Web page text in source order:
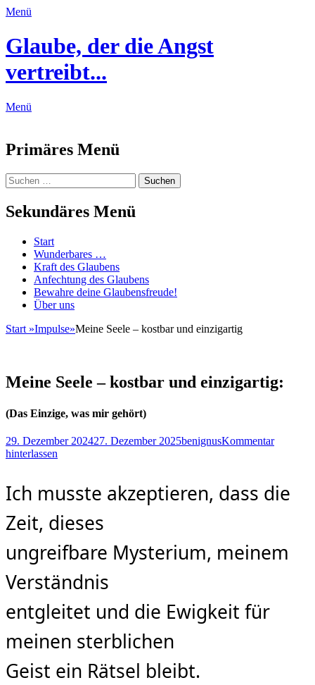
Menü
Glaube, der die Angst
vertreibt...
Menü
Primäres Menü
Zum
Inhalt
springen
Suchen
Suchen
nach:
Sekundäres Menü
Zum
Inhalt
springen
Start
Wunderbares …
Kraft des Glaubens
Anfechtung des Glaubens
Bewahre deine Glaubensfreude!
Über uns
Start »Impulse»Meine Seele – kostbar und einzigartig
Meine Seele – kostbar und einzigartig:
(Das Einzige, was mir gehört)
Posted
on
29. Dezember 202427. Dezember 2025Autor
benignusKommentar
hinterlassen
Ich musste akzeptieren, dass die
Zeit, dieses
ungreifbare Mysterium, meinem
Verständnis
entgleitet und die Ewigkeit für
meinen sterblichen
Geist ein Rätsel bleibt.